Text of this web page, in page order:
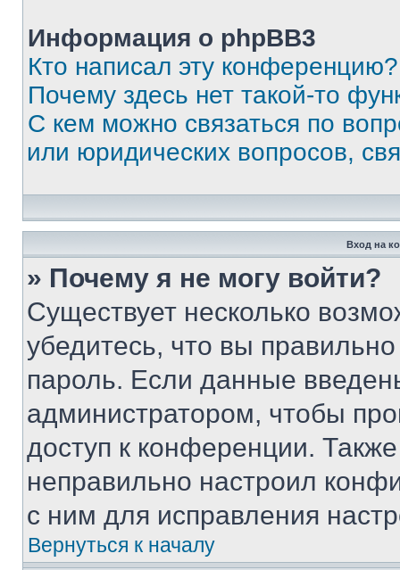
Информация о phpBB3
Кто написал эту конференцию?
Почему здесь нет такой-то
С кем можно связаться по
или юридических вопросов,
Вход на
» Почему я не могу войти?
Существует несколько
убедитесь, что вы
пароль. Если данные
администратором, чтобы
доступ к конференции.
неправильно настроил
с ним для исправления
Вернуться к началу